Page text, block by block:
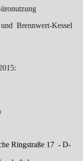
Brennwert-Kessel
Ringstraße 17 - D-